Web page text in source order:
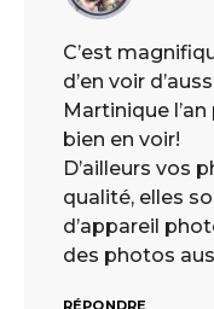
C’est
d’en voir
Martinique
bien en voir!
D’ailleurs vos
qualité, elles
d’appareil
des photos
RÉPONDRE